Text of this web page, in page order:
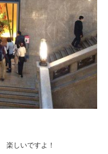
楽しいですよ！